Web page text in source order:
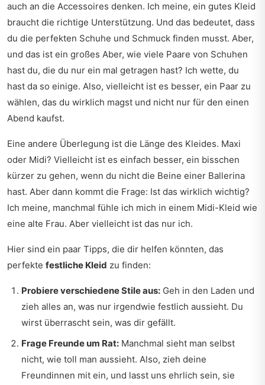
auch an die Accessoires denken. Ich meine, ein gutes Kleid
braucht die richtige Unterstützung. Und das bedeutet, dass
du die perfekten Schuhe und Schmuck finden musst. Aber,
und das ist ein großes Aber, wie viele Paare von Schuhen
hast du, die du nur ein mal getragen hast? Ich wette, du
hast da so einige. Also, vielleicht ist es besser, ein Paar zu
wählen, das du wirklich magst und nicht nur für den einen
Abend kaufst.
Eine andere Überlegung ist die Länge des Kleides. Maxi
oder Midi? Vielleicht ist es einfach besser, ein bisschen
kürzer zu gehen, wenn du nicht die Beine einer Ballerina
hast. Aber dann kommt die Frage: Ist das wirklich wichtig?
Ich meine, manchmal fühle ich mich in einem Midi-Kleid wie
eine alte Frau. Aber vielleicht ist das nur ich.
Hier sind ein paar Tipps, die dir helfen könnten, das
perfekte festliche Kleid zu finden:
Probiere verschiedene Stile aus: Geh in den Laden und
zieh alles an, was nur irgendwie festlich aussieht. Du
wirst überrascht sein, was dir gefällt.
Frage Freunde um Rat: Manchmal sieht man selbst
nicht, wie toll man aussieht. Also, zieh deine
Freundinnen mit ein, und lasst uns ehrlich sein, sie